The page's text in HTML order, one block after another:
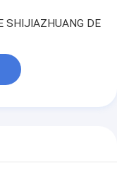
SHIJIAZHUANG DE